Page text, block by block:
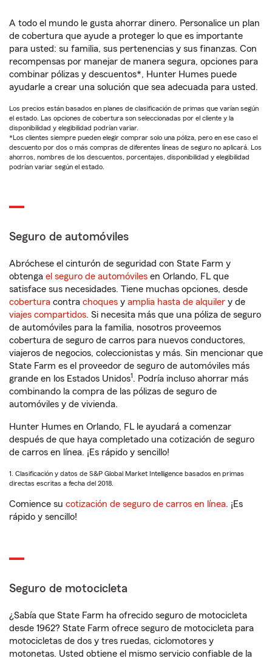
A todo el mundo le gusta ahorrar dinero. Personalice un plan
de cobertura que ayude a proteger lo que es importante
para usted: su familia, sus pertenencias y sus finanzas. Con
recompensas por manejar de manera segura, opciones para
combinar pólizas y descuentos*, Hunter Humes puede
ayudarle a crear una solución que sea adecuada para usted.
Los precios están basados en planes de clasificación de primas que varían según
el estado. Las opciones de cobertura son seleccionadas por el cliente y la
disponibilidad y elegibilidad podrían variar.
*Los clientes siempre pueden elegir comprar solo una póliza, pero en ese caso el
descuento por dos o más compras de diferentes líneas de seguro no aplicará. Los
ahorros, nombres de los descuentos, porcentajes, disponibilidad y elegibilidad
podrían variar según el estado.
Seguro de automóviles
Abróchese el cinturón de seguridad con State Farm y
obtenga el seguro de automóviles en Orlando, FL que
satisface sus necesidades. Tiene muchas opciones, desde
cobertura contra choques y amplia hasta de alquiler y de
viajes compartidos. Si necesita más que una póliza de seguro
de automóviles para la familia, nosotros proveemos
cobertura de seguro de carros para nuevos conductores,
viajeros de negocios, coleccionistas y más. Sin mencionar que
State Farm es el proveedor de seguro de automóviles más
grande en los Estados Unidos1. Podría incluso ahorrar más
combinando la compra de las pólizas de seguro de
automóviles y de vivienda.
Hunter Humes en Orlando, FL le ayudará a comenzar
después de que haya completado una cotización de seguro
de carros en línea. ¡Es rápido y sencillo!
1. Clasificación y datos de S&P Global Market Intelligence basados en primas
directas escritas a fecha del 2018.
Comience su cotización de seguro de carros en línea. ¡Es
rápido y sencillo!
Seguro de motocicleta
¿Sabía que State Farm ha ofrecido seguro de motocicleta
desde 1962? State Farm ofrece seguro de motocicleta para
motocicletas de dos y tres ruedas, ciclomotores y
motonetas. Usted obtiene el mismo servicio confiable de la